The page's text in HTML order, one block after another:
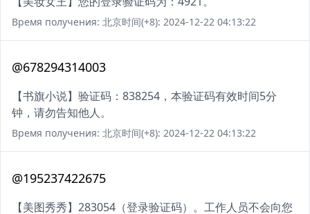
Время получения: 北京时间(+8): 2024-12-22 04:13:22
@678294314003
【书旗小说】验证码：838254，本验证码有效时间5分
钟，请勿告知他人。
Время получения: 北京时间(+8): 2024-12-22 04:13:22
@195237422675
【美图秀秀】283054（登录验证码）。工作人员不会向您